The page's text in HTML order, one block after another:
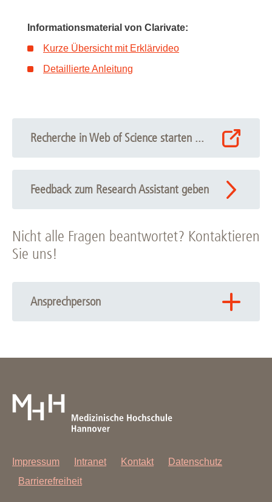
Informationsmaterial von Clarivate:
Kurze Übersicht mit Erklärvideo
Detaillierte Anleitung
Recherche in Web of Science starten ...
Feedback zum Research Assistant geben
Nicht alle Fragen beantwortet? Kontaktieren
Sie uns!
Ansprechperson
Impressum Intranet Kontakt
Datenschutz
Barrierefreiheit